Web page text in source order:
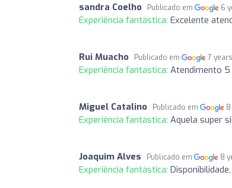
sandra Coelho Publicado em 6
Experiência fantástica: Excelente
Rui Muacho Publicado em 7
Experiência fantástica: Atendimento
Miguel Catalino Publicado em
Experiência fantástica: Aquela super
Joaquim Alves Publicado em 8
Experiência fantástica: